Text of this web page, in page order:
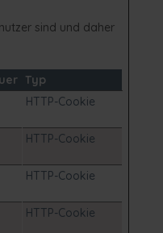
sind und daher
Typ
HTTP-Cookie
HTTP-Cookie
HTTP-Cookie
HTTP-Cookie